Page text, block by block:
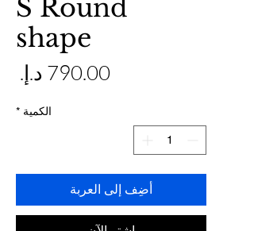
S Round
shape
الكمية *
أضِف إلى العربة